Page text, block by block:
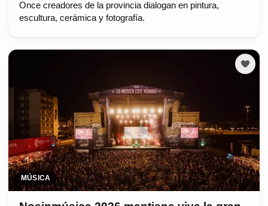
Once creadores de la provincia dialogan en pintura,
escultura, cerámica y fotografía.
MÚSICA